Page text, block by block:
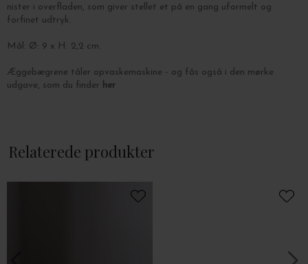
nister i overfladen, som giver stellet et på en gang uformelt og
forfinet udtryk.
Mål: Ø: 9 x H: 2,2 cm.
Æggebægrene tåler opvaskemaskine - og fås også i den mørke
udgave, som du finder her
Relaterede produkter